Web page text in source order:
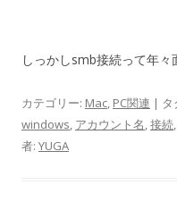
しっかしsmb接続って年々
カテゴリー: Mac, PC関連 | タ
windows, アカウント名,接続,
者: YUGA